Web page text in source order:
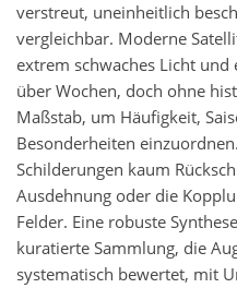
verstreut, uneinheitlich
vergleichbar. Moderne
extrem schwaches Licht
über Wochen, doch ohne
Maßstab, um Häufigkeit,
Besonderheiten
Schilderungen kaum
Ausdehnung oder die
Felder. Eine robuste
kuratierte Sammlung, die
systematisch bewertet, mit